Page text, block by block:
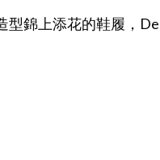
錦上添花的鞋履，